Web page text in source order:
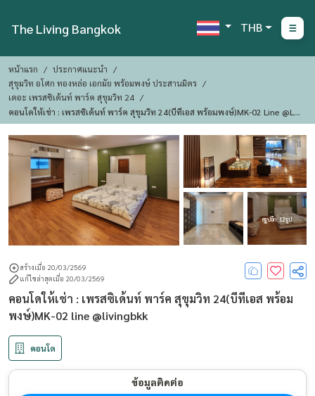
The Living Bangkok THB
หน้าแรก
ประกาศแนะนำ
สุขุมวิท อโศก ทองหล่อ เอกมัย พร้อมพงษ์ ประสานมิตร
เดอะ เพรสซิเด้นท์ พาร์ค สุขุมวิท 24
คอนโดให้เช่า : เพรสซิเด้นท์ พาร์ค สุขุมวิท 24(บีทีเอส พร้อมพงษ์)MK-02 Line @liv
Ingbkk
ดูรูปอีก : 12 รูป
สร้างเมื่อ 20/03/2569
แก้ไขล่าสุดเมื่อ 20/03/2569
คอนโดให้เช่า : เพรสซิเด้นท์ พาร์ค สุขุมวิท 24(บีทีเอส พร้อม
พงษ์)MK-02 line @livingbkk
คอนโด
ข้อมูลติดต่อ